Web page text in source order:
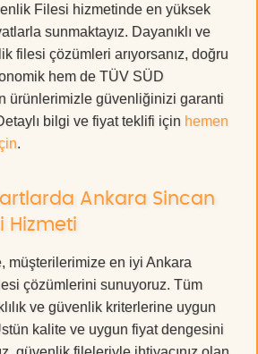
Filesi hizmetinde en yüksek
sunmaktayız. Dayanıklı ve
filesi çözümleri arıyorsanız, doğru
hem de TÜV SÜD
ürünlerimizle güvenliğinizi garanti
bilgi ve fiyat teklifi için hemen
.
Ankara Sincan
Hizmeti
müşterilerimize en iyi Ankara
çözümlerini sunuyoruz. Tüm
ve güvenlik kriterlerine uygun
kalite ve uygun fiyat dengesini